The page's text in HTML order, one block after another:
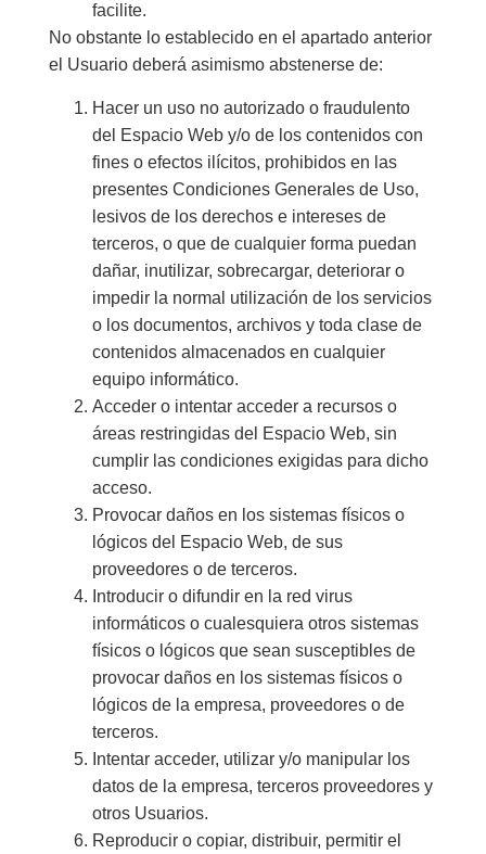
facilite.
No obstante lo establecido en el apartado anterior
el Usuario deberá asimismo abstenerse de:
Hacer un uso no autorizado o fraudulento
del Espacio Web y/o de los contenidos con
fines o efectos ilícitos, prohibidos en las
presentes Condiciones Generales de Uso,
lesivos de los derechos e intereses de
terceros, o que de cualquier forma puedan
dañar, inutilizar, sobrecargar, deteriorar o
impedir la normal utilización de los servicios
o los documentos, archivos y toda clase de
contenidos almacenados en cualquier
equipo informático.
Acceder o intentar acceder a recursos o
áreas restringidas del Espacio Web, sin
cumplir las condiciones exigidas para dicho
acceso.
Provocar daños en los sistemas físicos o
lógicos del Espacio Web, de sus
proveedores o de terceros.
Introducir o difundir en la red virus
informáticos o cualesquiera otros sistemas
físicos o lógicos que sean susceptibles de
provocar daños en los sistemas físicos o
lógicos de la empresa, proveedores o de
terceros.
Intentar acceder, utilizar y/o manipular los
datos de la empresa, terceros proveedores y
otros Usuarios.
Reproducir o copiar, distribuir, permitir el